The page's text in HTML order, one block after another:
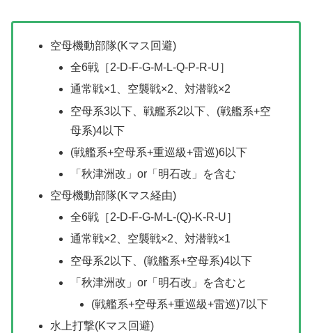
空母機動部隊(Kマス回避)
全6戦［2-D-F-G-M-L-Q-P-R-U］
通常戦×1、空襲戦×2、対潜戦×2
空母系3以下、戦艦系2以下、(戦艦系+空
母系)4以下
(戦艦系+空母系+重巡級+雷巡)6以下
「秋津洲改」or「明石改」を含む
空母機動部隊(Kマス経由)
全6戦［2-D-F-G-M-L-(Q)-K-R-U］
通常戦×2、空襲戦×2、対潜戦×1
空母系2以下、(戦艦系+空母系)4以下
「秋津洲改」or「明石改」を含むと
(戦艦系+空母系+重巡級+雷巡)7以下
水上打撃(Kマス回避)